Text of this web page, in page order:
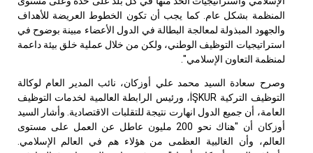
المنظمة بشكل عام. كما يجب أن تكون الخطوط العريضة للأهداف
والجهود المبذولة لمعالجة البطالة في الدول الأعضاء مبينة بوضوح في
استراتيجيات التوظيف الوطني، ولكن من خلال عملية خلق بيئة داعمة
لمنظمة التعاون الإسلامي".
وصرح سعادة السيد محمد علي أوزكان، نائب المدير العام لوكالة
التوظيف التركيةİŞKUR،ورئيس الرابطة العالمية لخدمات التوظيف
العامة، أن جميع الدول انهارت نتيجة للتقلبات الاقتصادية. وأشار السيد
أوزكان أن "هناك نحو 200 مليون عاطل عن العمل على مستوى
العالم، وأن الغالبية العظمى من هؤلاء هم في العالم الإسلامي.